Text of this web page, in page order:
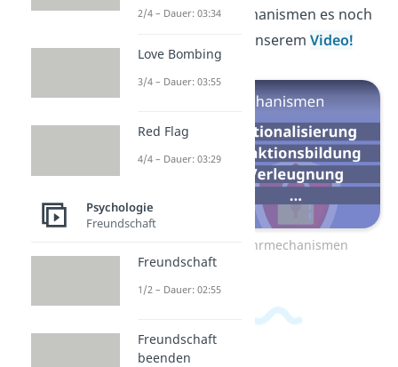
Welche Abwehrmechanismen es noch
gibt, erfährst du in unserem Video!
zum Video: Abwehrmechanismen
2/4 – Dauer: 03:34
Love Bombing
3/4 – Dauer: 03:55
Red Flag
4/4 – Dauer: 03:29
Psychologie
Freundschaft
Freundschaft
1/2 – Dauer: 02:55
Freundschaft
beenden